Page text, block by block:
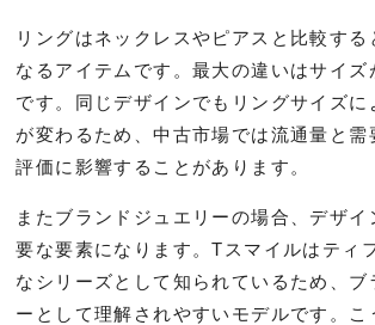
リングはネックレスやピアスと比較する
なるアイテムです。最大の違いはサイズ
です。同じデザインでもリングサイズに
が変わるため、中古市場では流通量と需
評価に影響することがあります。
またブランドジュエリーの場合、デザイ
要な要素になります。Tスマイルはティ
なシリーズとして知られているため、ブ
ーとして理解されやすいモデルです。こ